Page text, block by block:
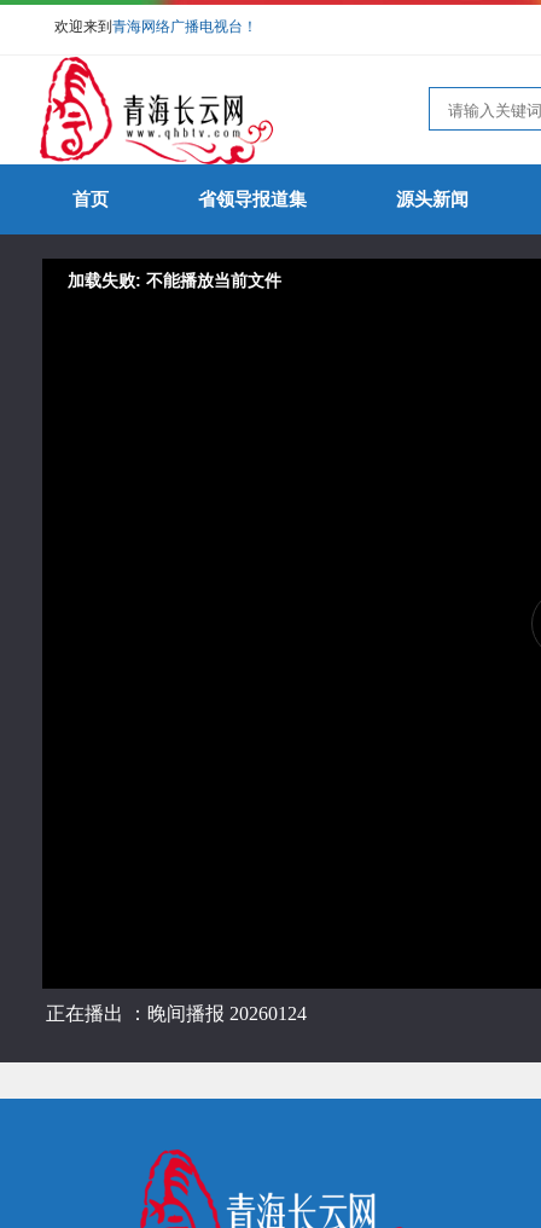
欢迎来到 青海网络广播电视台！
首页 省领导报道集 源头新闻
加载失败: 不能播放当前文件
正在播出 ：晚间播报 20260124